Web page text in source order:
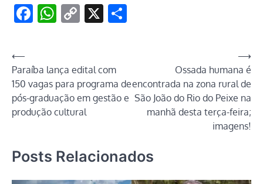
Facebook
WhatsApp
Copy
X
Navegação
de
Post
⟵
Paraíba lança edital com
150 vagas para programa de
pós-graduação em gestão e
produção cultural
Ossada humana é
encontrada na zona rural de
São João do Rio do Peixe na
manhã desta terça-feira;
imagens!
⟶
Posts Relacionados